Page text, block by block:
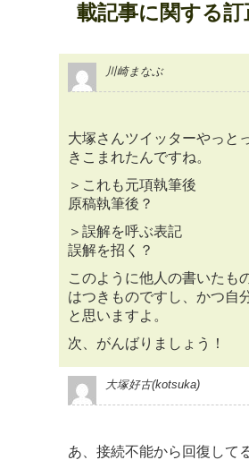
載記事に関する
川崎まなぶ
大塚さんツイッターやっと
きこまれたんですね。
＞これも元項執筆後
原稿執筆後？
＞誤解を呼ぶ表記
誤解を招く？
このように他人の書いたも
はつきものですし、かつ自
と思いますよ。
次、がんばりましょう！
大塚好古(kotsuka)
あ、接続不能から回復して